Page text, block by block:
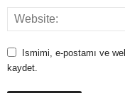
Ismimi, e-postamı ve
kaydet.